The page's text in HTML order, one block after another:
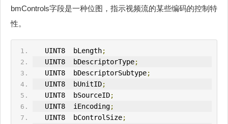
bmControls字段是一种位图，指示视频流的某些编码的控制特
性。
   U
INT8  bLength;
   U
INT8  bDescriptorType;
   U
INT8  bDescriptorSubtype;
   UINT8  bUnitID
;
   UINT8  bSourceID
;
   UINT8  iEncoding
;
   UINT8  bControlSize
;